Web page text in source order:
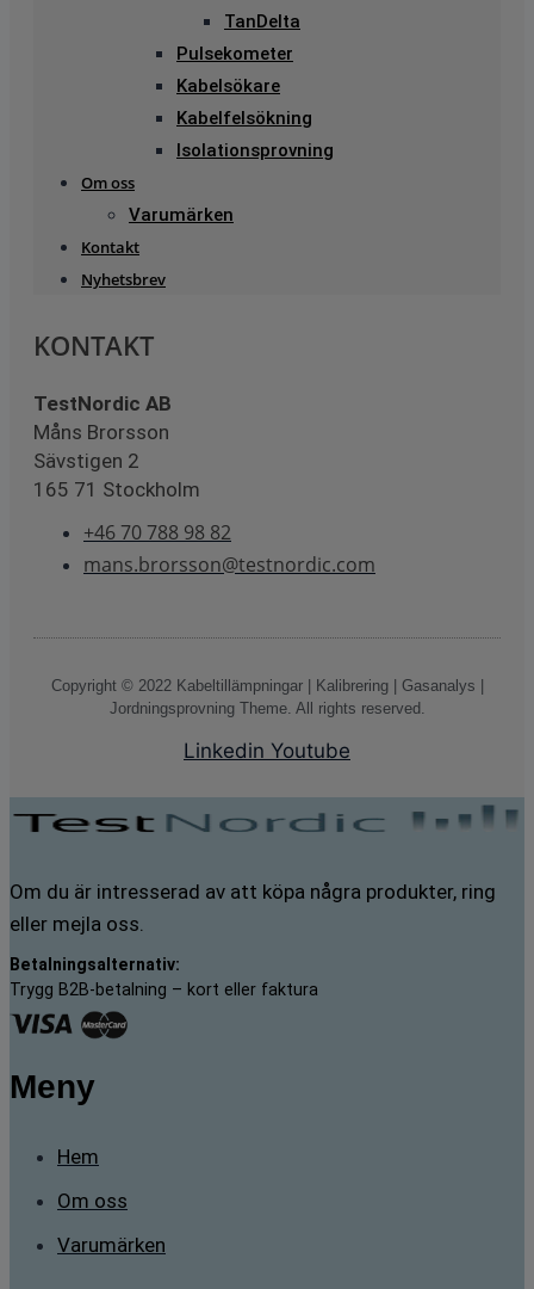
TanDelta
Pulsekometer
Kabelsökare
Kabelfelsökning
Isolationsprovning
Om oss
Varumärken
Kontakt
Nyhetsbrev
KONTAKT
TestNordic AB
Måns Brorsson
Sävstigen 2
165 71 Stockholm
+46 70 788 98 82
mans.brorsson@testnordic.com
Copyright © 2022 Kabeltillämpningar | Kalibrering | Gasanalys |
Jordningsprovning Theme. All rights reserved.
Linkedin Youtube
Om du är intresserad av att köpa några produkter, ring
eller mejla oss.
Betalningsalternativ:
Trygg B2B-betalning – kort eller faktura
Meny
Hem
Om oss
Varumärken